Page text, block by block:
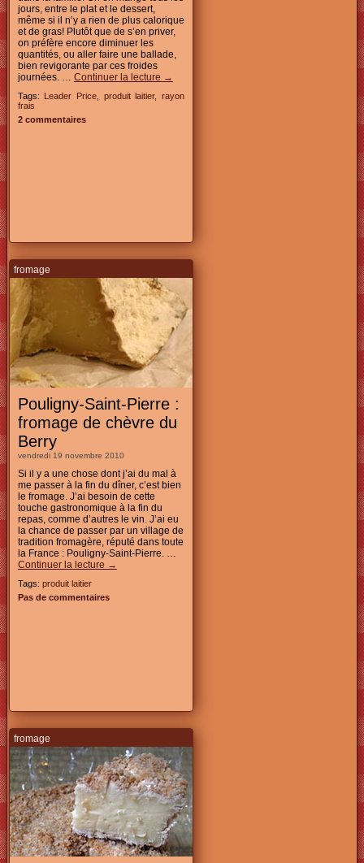
jours, entre le plat et le dessert,
même si il n’y a rien de plus calorique
et de gras! Plutôt que de s’en priver,
on préfère encore diminuer les
quantités, ou aller faire une ballade,
bien revigorante par ces froides
journées. … Continuer la lecture →
Tags: Leader Price produit laitier, rayon
frais
2 commentaires
fromage
Pouligny-Saint-Pierre :
fromage de chèvre du
Berry
vendredi 19 novembre 2010
Si il y a une chose dont j’ai du mal à
me passer à la fin du dîner, c’est bien
le fromage. J’ai besoin de cette
touche gastronomique à la fin du
repas, comme d’autres le vin. J’ai eu
la chance de passer par un village de
tradition fromagère, réputé dans toute
la France : Pouligny-Saint-Pierre. …
Continuer la lecture →
Tags: produit laitier
Pas de commentaires
fromage